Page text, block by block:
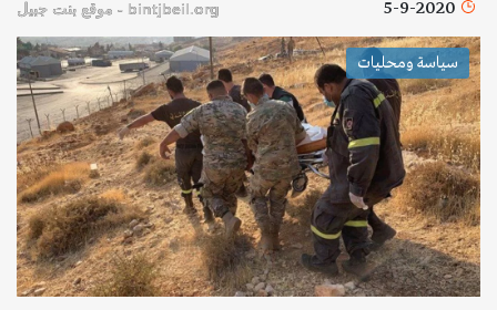
5-9-2020 bintjbeil.org - موقع بنت جبيل
سياسة ومحليات